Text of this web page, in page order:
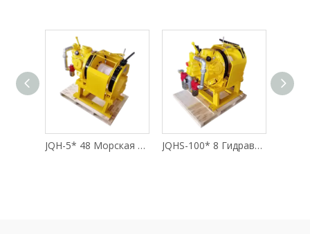
JQHS-100* 8 Гидравлическая пневматическая лебедка JQHS-30* 12 Пневматическая пневматическая лебедка